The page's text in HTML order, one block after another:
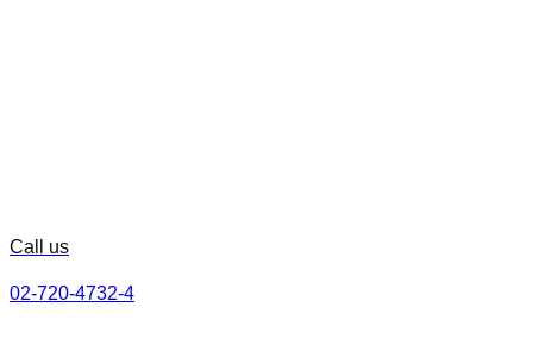
Call us
02-720-4732-4